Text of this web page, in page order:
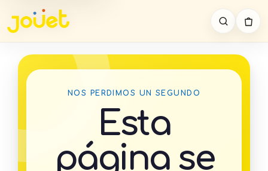
NOS PERDIMOS UN SEGUNDO
Esta
página se